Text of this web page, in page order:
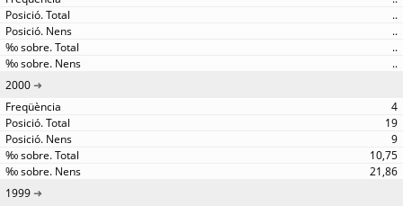
..
..
..
..
2000
4
19
9
10,75
21,86
1999